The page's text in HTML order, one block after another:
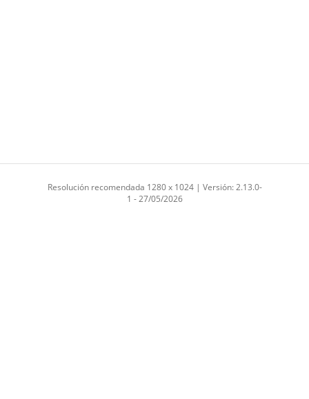
Resolución recomendada 1280 x 1024 | Versión: 2.13.0-
1 - 27/05/2026